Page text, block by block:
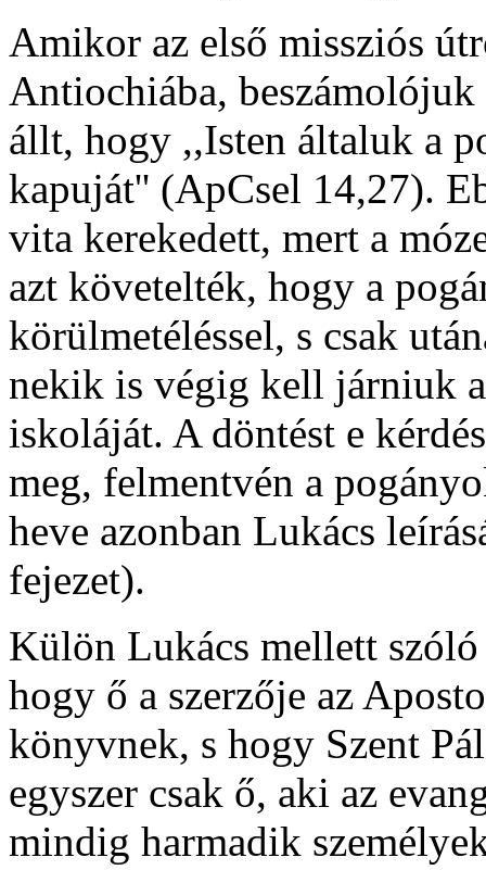
Amikor az első missziós
Antiochiába, beszámolójuk
állt, hogy ,,Isten általuk a
kapuját'' (ApCsel 14,27).
vita kerekedett, mert a
azt követelték, hogy a
körülmetéléssel, s csak
nekik is végig kell járniuk
iskoláját. A döntést e
meg, felmentvén a
heve azonban Lukács
fejezet).
Külön Lukács mellett
hogy ő a szerzője az
könyvnek, s hogy Szent
egyszer csak ő, aki az
mindig harmadik